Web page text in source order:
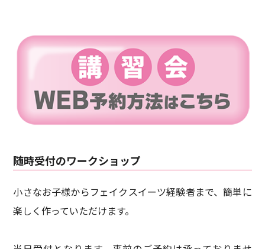
随時受付のワークショップ
小さなお子様からフェイクスイーツ経験者まで、簡単に
楽しく作っていただけます。